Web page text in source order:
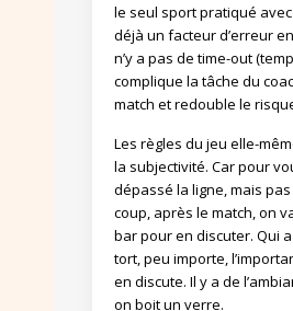
le seul sport pratiqué
déjà un facteur d’erreur
n’y a pas de time-out
complique la tâche du
match et redouble le
Les règles du jeu elle-
la subjectivité. Car pour
dépassé la ligne, mais
coup, après le match, on
bar pour en discuter. Qui
tort, peu importe,
en discute. Il y a de
on boit un verre.